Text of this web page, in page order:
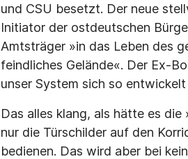
und CSU besetzt. Der neue
Initiator der ostdeutschen
Amtsträger »in das Leben des
feindliches Gelände«. Der Ex-
unser System sich so
Das alles klang, als hätte es
nur die Türschilder auf den
bedienen. Das wird aber bei